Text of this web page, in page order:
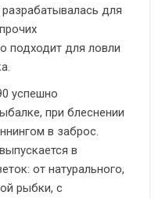
для
подходит для ловли
успешно
при блеснении
в заброс.
в
от натурального,
рыбки, с